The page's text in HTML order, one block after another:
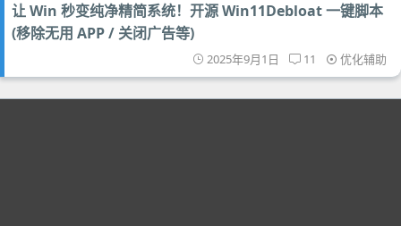
让 Win 秒变纯净精简系统！开源 Win11Debloat 一键脚本
(移除无用 APP / 关闭广告等)
2025年9月1日 11 优化辅助